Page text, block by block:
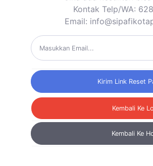
Kontak Telp/WA:
Email:
Kirim Link Reset
Kembali Ke
Kembali Ke